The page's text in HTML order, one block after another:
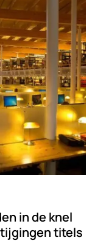
in de knel
titels